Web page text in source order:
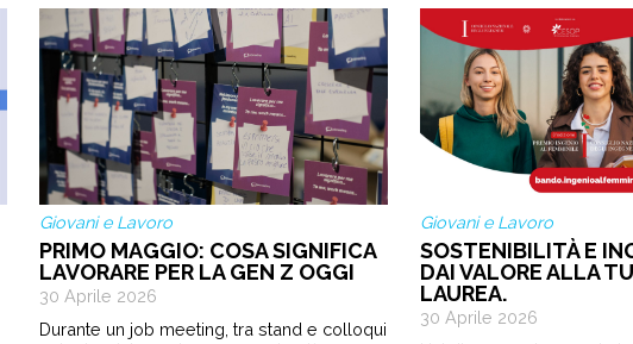
Giovani e Lavoro
PRIMO MAGGIO: COSA SIGNIFICA
LAVORARE PER LA GEN Z OGGI
30 Aprile 2026
Durante un job meeting, tra stand e colloqui
Giovani e Lavoro
SOSTENIBILITÀ E
DAI VALORE ALLA
LAUREA.
30 Aprile 2026